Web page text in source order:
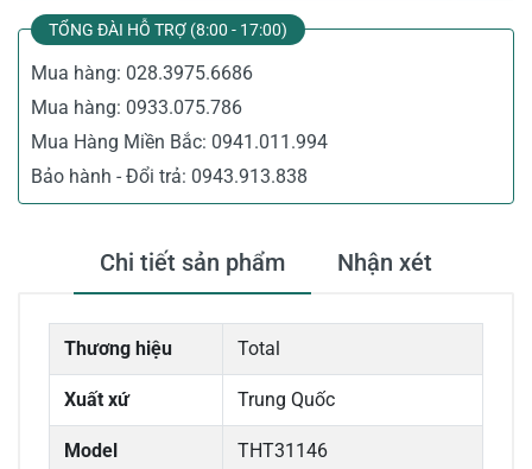
TỔNG ĐÀI HỖ TRỢ (8:00 - 17:00)
Mua hàng: 028.3975.6686
Mua hàng: 0933.075.786
Mua Hàng Miền Bắc: 0941.011.994
Bảo hành - Đổi trả: 0943.913.838
Chi tiết sản phẩm Nhận xét
Thương hiệu Total
Xuất xứ Trung Quốc
Model THT31146